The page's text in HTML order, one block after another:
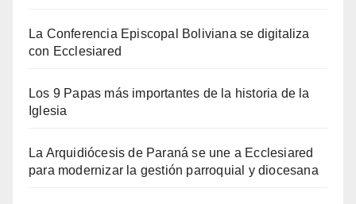
La Conferencia Episcopal Boliviana se digitaliza
con Ecclesiared
Los 9 Papas más importantes de la historia de la
Iglesia
La Arquidiócesis de Paraná se une a Ecclesiared
para modernizar la gestión parroquial y diocesana